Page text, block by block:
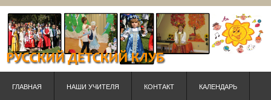
ГЛАВНАЯ НАШИ УЧИТЕЛЯ КОНТАКТ КАЛЕНДАРЬ